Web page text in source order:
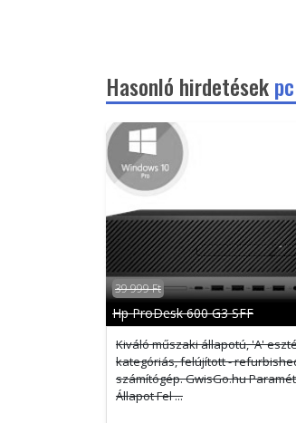
Hasonló hirdetések
39 999 Ft
Hp ProDesk 600 G3 SFF
Kiváló műszaki állapotú, 'A'
kategóriás, felújított -
számítógép. GwisGo.hu
Állapot Fel ...